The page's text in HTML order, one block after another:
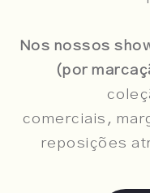
Nos nossos
(por
comerciais,
reposições